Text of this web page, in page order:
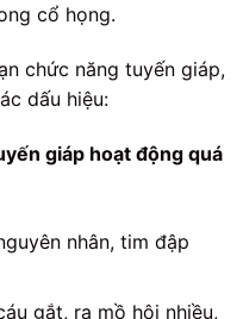
cổ họng.
chức năng tuyến giáp,
dấu hiệu:
giáp hoạt động quá
nhân, tim đập
gắt, ra mồ hôi nhiều,